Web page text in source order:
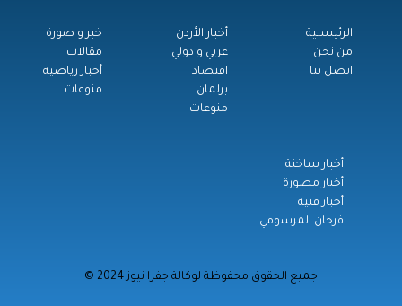
الرئيســية
من نحن
اتصل بنا
أخبار الأردن
عربي و دولي
اقتصاد
برلمان
منوعات
خبر و صورة
مقالات
أخبار رياضية
منوعات
أخبار ساخنة
أخبار مصورة
أخبار فنية
فرحان المرسومي
© جميع الحقوق محفوظة لوكالة جفرا نيوز 2024